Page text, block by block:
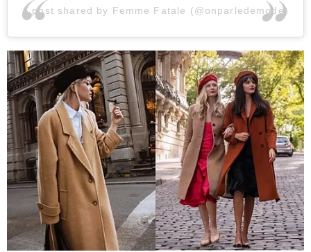
A post shared by Femme Fatale (@onparledemode)